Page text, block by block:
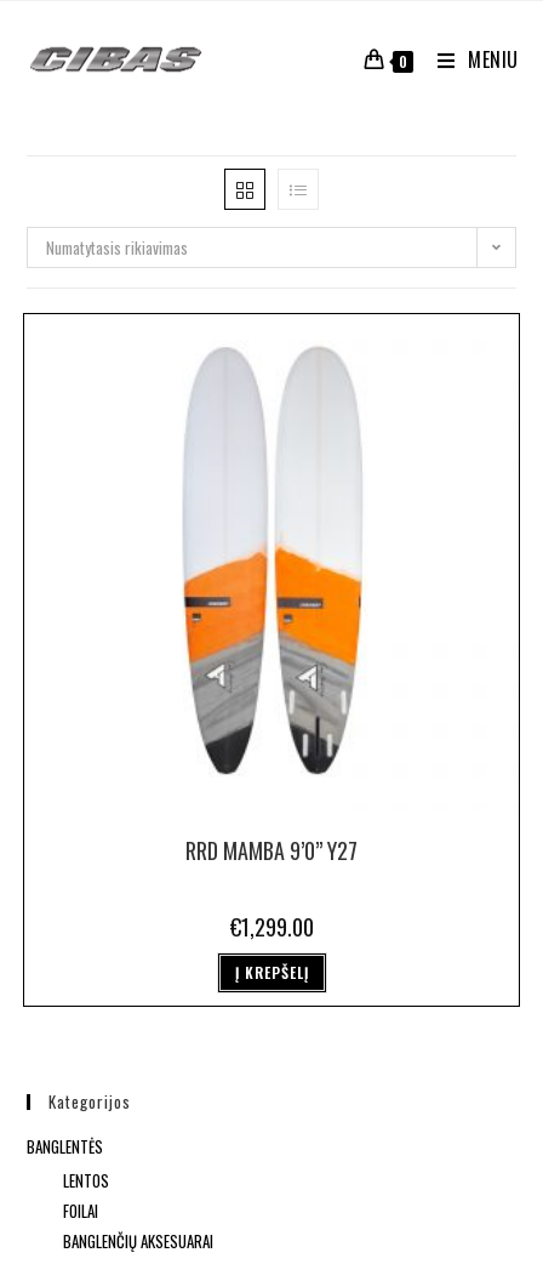
0 MENIU
Numatytasis rikiavimas
RRD MAMBA 9’0” Y27
€1,299.00
Į KREPŠELĮ
Kategorijos
BANGLENTĖS
LENTOS
FOILAI
BANGLENČIŲ AKSESUARAI